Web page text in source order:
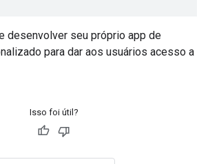
desenvolver seu próprio app de
para dar aos usuários acesso a
Isso foi útil?